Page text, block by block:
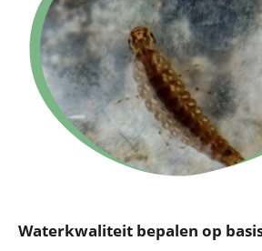
Waterkwaliteit bepalen op